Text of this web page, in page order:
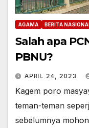
AGAMA BERITA
Salah apa
PBNU?
APRIL 24, 2023
Kagem poro
teman-teman
sebelumnya